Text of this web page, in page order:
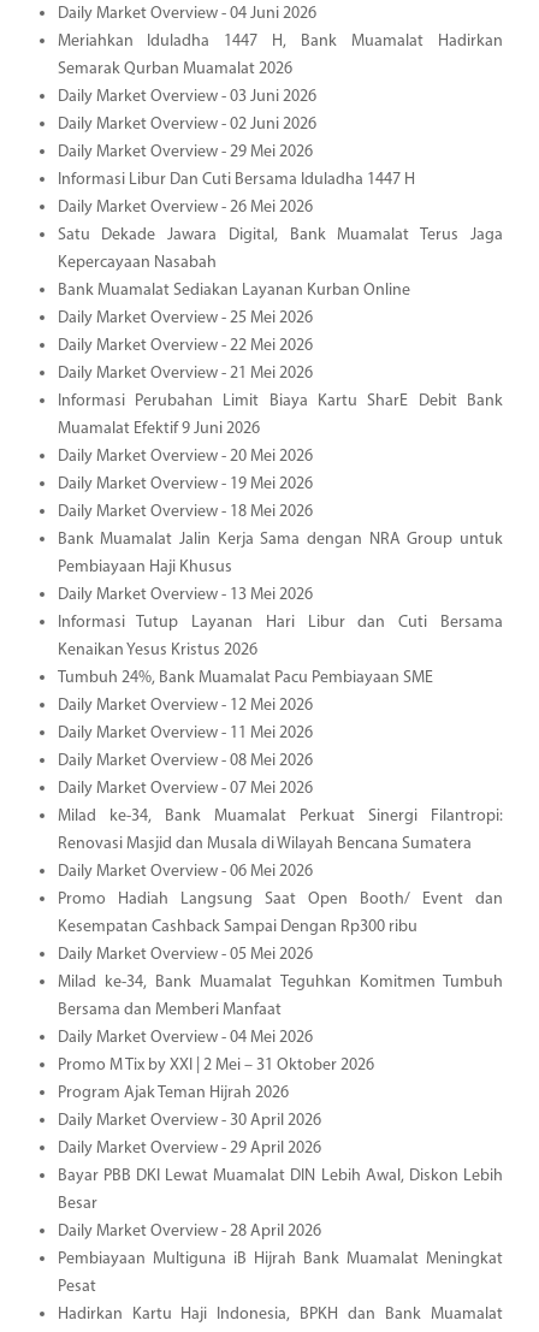
Daily Market Overview - 04 Juni 2026
Meriahkan Iduladha 1447 H, Bank Muamalat Hadirkan
Semarak Qurban Muamalat 2026
Daily Market Overview - 03 Juni 2026
Daily Market Overview - 02 Juni 2026
Daily Market Overview - 29 Mei 2026
Informasi Libur Dan Cuti Bersama Iduladha 1447 H
Daily Market Overview - 26 Mei 2026
Satu Dekade Jawara Digital, Bank Muamalat Terus Jaga
Kepercayaan Nasabah
Bank Muamalat Sediakan Layanan Kurban Online
Daily Market Overview - 25 Mei 2026
Daily Market Overview - 22 Mei 2026
Daily Market Overview - 21 Mei 2026
Informasi Perubahan Limit Biaya Kartu SharE Debit Bank
Muamalat Efektif 9 Juni 2026
Daily Market Overview - 20 Mei 2026
Daily Market Overview - 19 Mei 2026
Daily Market Overview - 18 Mei 2026
Bank Muamalat Jalin Kerja Sama dengan NRA Group untuk
Pembiayaan Haji Khusus
Daily Market Overview - 13 Mei 2026
Informasi Tutup Layanan Hari Libur dan Cuti Bersama
Kenaikan Yesus Kristus 2026
Tumbuh 24%, Bank Muamalat Pacu Pembiayaan SME
Daily Market Overview - 12 Mei 2026
Daily Market Overview - 11 Mei 2026
Daily Market Overview - 08 Mei 2026
Daily Market Overview - 07 Mei 2026
Milad ke-34, Bank Muamalat Perkuat Sinergi Filantropi:
Renovasi Masjid dan Musala di Wilayah Bencana Sumatera
Daily Market Overview - 06 Mei 2026
Promo Hadiah Langsung Saat Open Booth/ Event dan
Kesempatan Cashback Sampai Dengan Rp300 ribu
Daily Market Overview - 05 Mei 2026
Milad ke-34, Bank Muamalat Teguhkan Komitmen Tumbuh
Bersama dan Memberi Manfaat
Daily Market Overview - 04 Mei 2026
Promo M Tix by XXI | 2 Mei – 31 Oktober 2026
Program Ajak Teman Hijrah 2026
Daily Market Overview - 30 April 2026
Daily Market Overview - 29 April 2026
Bayar PBB DKI Lewat Muamalat DIN Lebih Awal, Diskon Lebih
Besar
Daily Market Overview - 28 April 2026
Pembiayaan Multiguna iB Hijrah Bank Muamalat Meningkat
Pesat
Hadirkan Kartu Haji Indonesia, BPKH dan Bank Muamalat